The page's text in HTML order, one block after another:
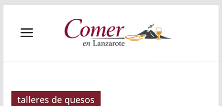
contenido
talleres de quesos